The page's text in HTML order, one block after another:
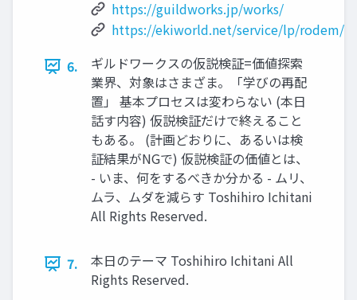
https://guildworks.jp/works/
https://ekiworld.net/service/lp/rodem/
6.
ギルドワークスの仮説検証=価値探索
業界、対象はさまざま。「学びの再配
置」 基本プロセスは変わらない (本⽇
話す内容) 仮説検証だけで終えること
もある。 (計画どおりに、あるいは検
証結果がNGで) 仮説検証の価値とは、
- いま、何をするべきか分かる - ムリ、
ムラ、ムダを減らす Toshihiro Ichitani
All Rights Reserved.
7.
本⽇のテーマ Toshihiro Ichitani All
Rights Reserved.